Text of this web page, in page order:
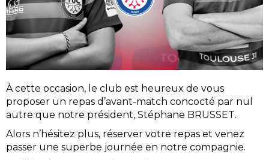
À cette occasion, le club est heureux de vous
proposer un repas d’avant-match concocté par nul
autre que notre président, Stéphane BRUSSET.
Alors n’hésitez plus, réserver votre repas et venez
passer une superbe journée en notre compagnie.